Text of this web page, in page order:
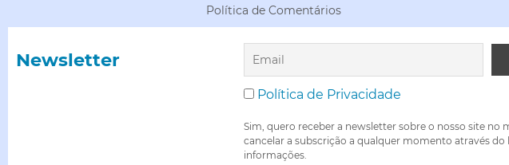
Política de Comentários
Newsletter
Política de Privacidade
Sim, quero receber a newsletter sobre o nosso site no
cancelar a subscrição a qualquer momento através
informações.